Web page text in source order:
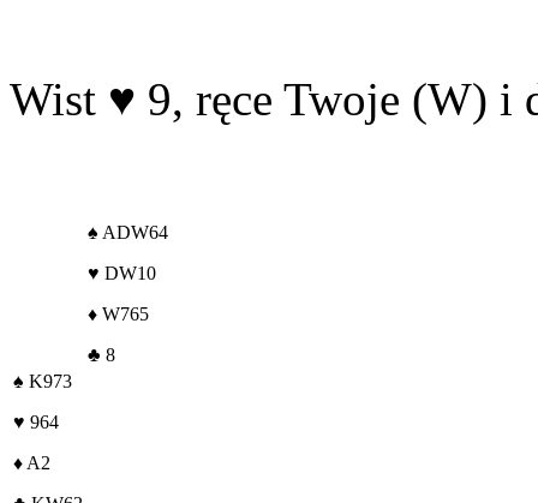
Wist ♥ 9, ręce Twoje (W) i
♠ ADW64
♥ DW10
♦ W765
♣ 8
♠ K973
♥ 964
♦ A2